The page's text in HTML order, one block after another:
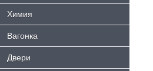
Химия
Bагонка
Двери